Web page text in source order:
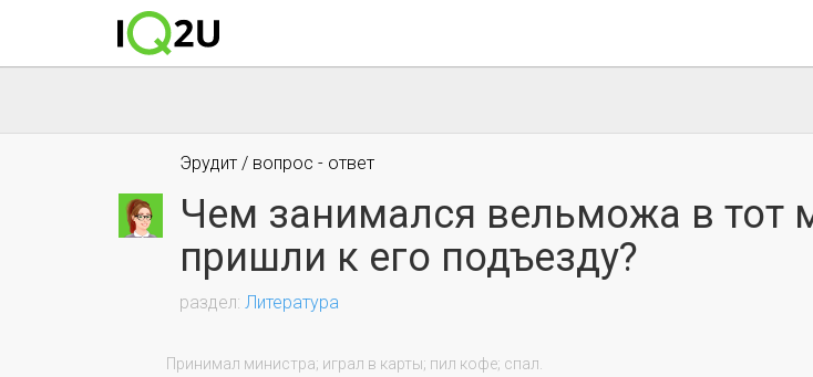
Эрудит / вопрос - ответ
Чем занимался вельможа в тот
пришли к его подъезду?
Литература